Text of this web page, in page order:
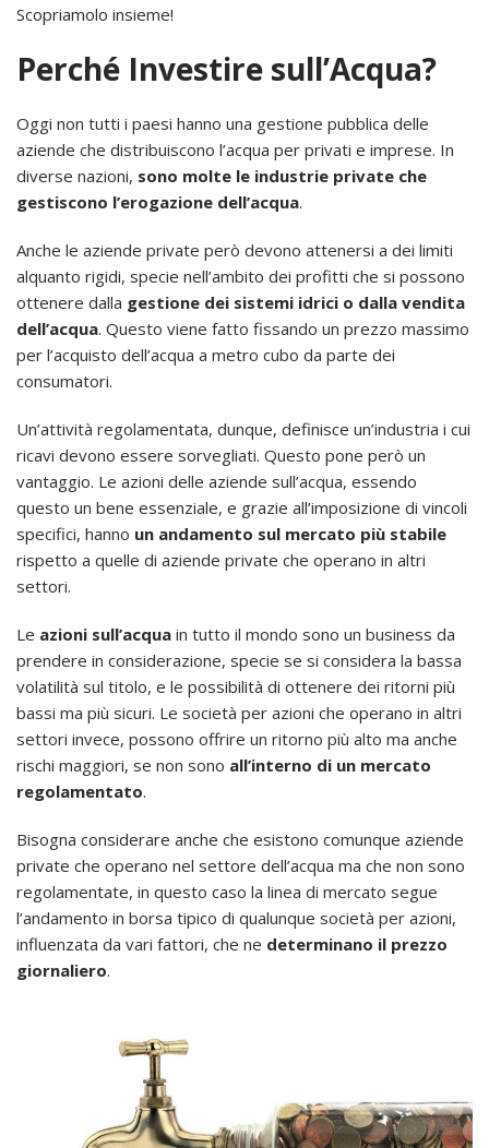
Scopriamolo insieme!
Perché Investire sull’Acqua?
Oggi non tutti i paesi hanno una gestione pubblica delle
aziende che distribuiscono l’acqua per privati e imprese. In
diverse nazioni, sono molte le industrie private che
gestiscono l’erogazione dell’acqua.
Anche le aziende private però devono attenersi a dei limiti
alquanto rigidi, specie nell’ambito dei profitti che si possono
ottenere dalla gestione dei sistemi idrici o dalla vendita
dell’acqua. Questo viene fatto fissando un prezzo massimo
per l’acquisto dell’acqua a metro cubo da parte dei
consumatori.
Un’attività regolamentata, dunque, definisce un’industria i cui
ricavi devono essere sorvegliati. Questo pone però un
vantaggio. Le azioni delle aziende sull’acqua, essendo
questo un bene essenziale, e grazie all’imposizione di vincoli
specifici, hanno un andamento sul mercato più stabile
rispetto a quelle di aziende private che operano in altri
settori.
Le azioni sull’acqua in tutto il mondo sono un business da
prendere in considerazione, specie se si considera la bassa
volatilità sul titolo, e le possibilità di ottenere dei ritorni più
bassi ma più sicuri. Le società per azioni che operano in altri
settori invece, possono offrire un ritorno più alto ma anche
rischi maggiori, se non sono all’interno di un mercato
regolamentato.
Bisogna considerare anche che esistono comunque aziende
private che operano nel settore dell’acqua ma che non sono
regolamentate, in questo caso la linea di mercato segue
l’andamento in borsa tipico di qualunque società per azioni,
influenzata da vari fattori, che ne determinano il prezzo
giornaliero.